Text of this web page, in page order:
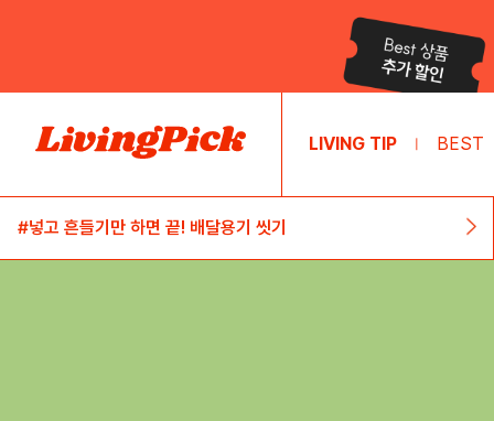
LIVING TIP | BEST
#발레코어st 휴지케이스 만들기